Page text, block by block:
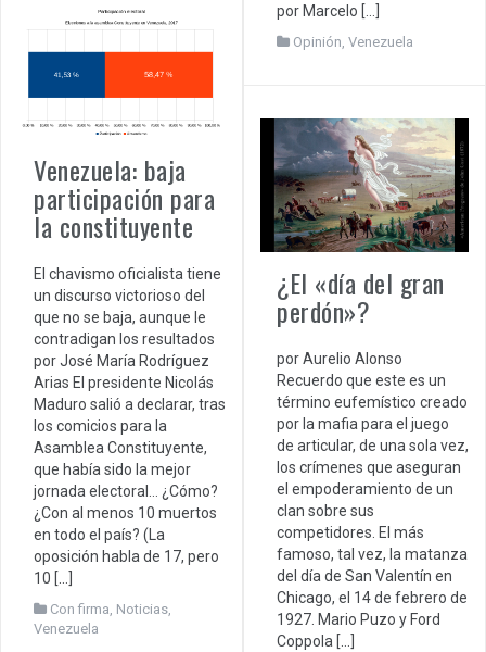
por Marcelo […]
Opinión Venezuela
Venezuela: baja
participación para
la constituyente
El chavismo oficialista tiene
un discurso victorioso del
que no se baja, aunque le
contradigan los resultados
por José María Rodríguez
Arias El presidente Nicolás
Maduro salió a declarar, tras
los comicios para la
Asamblea Constituyente,
que había sido la mejor
jornada electoral… ¿Cómo?
¿Con al menos 10 muertos
en todo el país? (La
oposición habla de 17, pero
10 […]
Con firma, Noticias,
Venezuela
¿El «día del gran
perdón»?
por Aurelio Alonso
Recuerdo que este es un
término eufemístico creado
por la mafia para el juego
de articular, de una sola vez,
los crímenes que aseguran
el empoderamiento de un
clan sobre sus
competidores. El más
famoso, tal vez, la matanza
del día de San Valentín en
Chicago, el 14 de febrero de
1927. Mario Puzo y Ford
Coppola […]